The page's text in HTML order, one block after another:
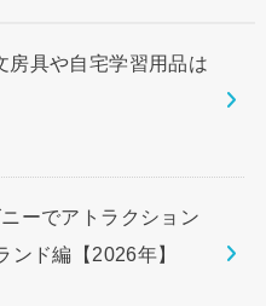
房具や自宅学習用品は
ーでアトラクション
ンド編【2026年】